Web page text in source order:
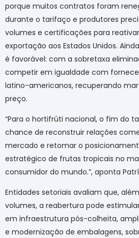
porque muitos contratos foram
durante o tarifaço e produtores
volumes e certificações para
exportação aos Estados Unidos.
é favorável: com a sobretaxa
competir em igualdade com
latino-americanos, recuperando
preço.
“Para o hortifrúti nacional, o fim do
chance de reconstruir relações
mercado e retomar o
estratégico de frutas tropicais no
consumidor do mundo.”, aponta
Entidades setoriais avaliam que,
volumes, a reabertura pode
em infraestrutura pós-colheita,
e modernização de embalagens,